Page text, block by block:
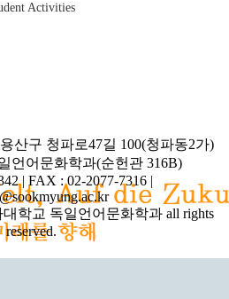
Activities
산구 청파로47길 100(청파동2가)
언어문화학과(순헌관 316B)
| FAX : 02-2077-7316 |
학교 독일언어문화학과 all rights
reserved.